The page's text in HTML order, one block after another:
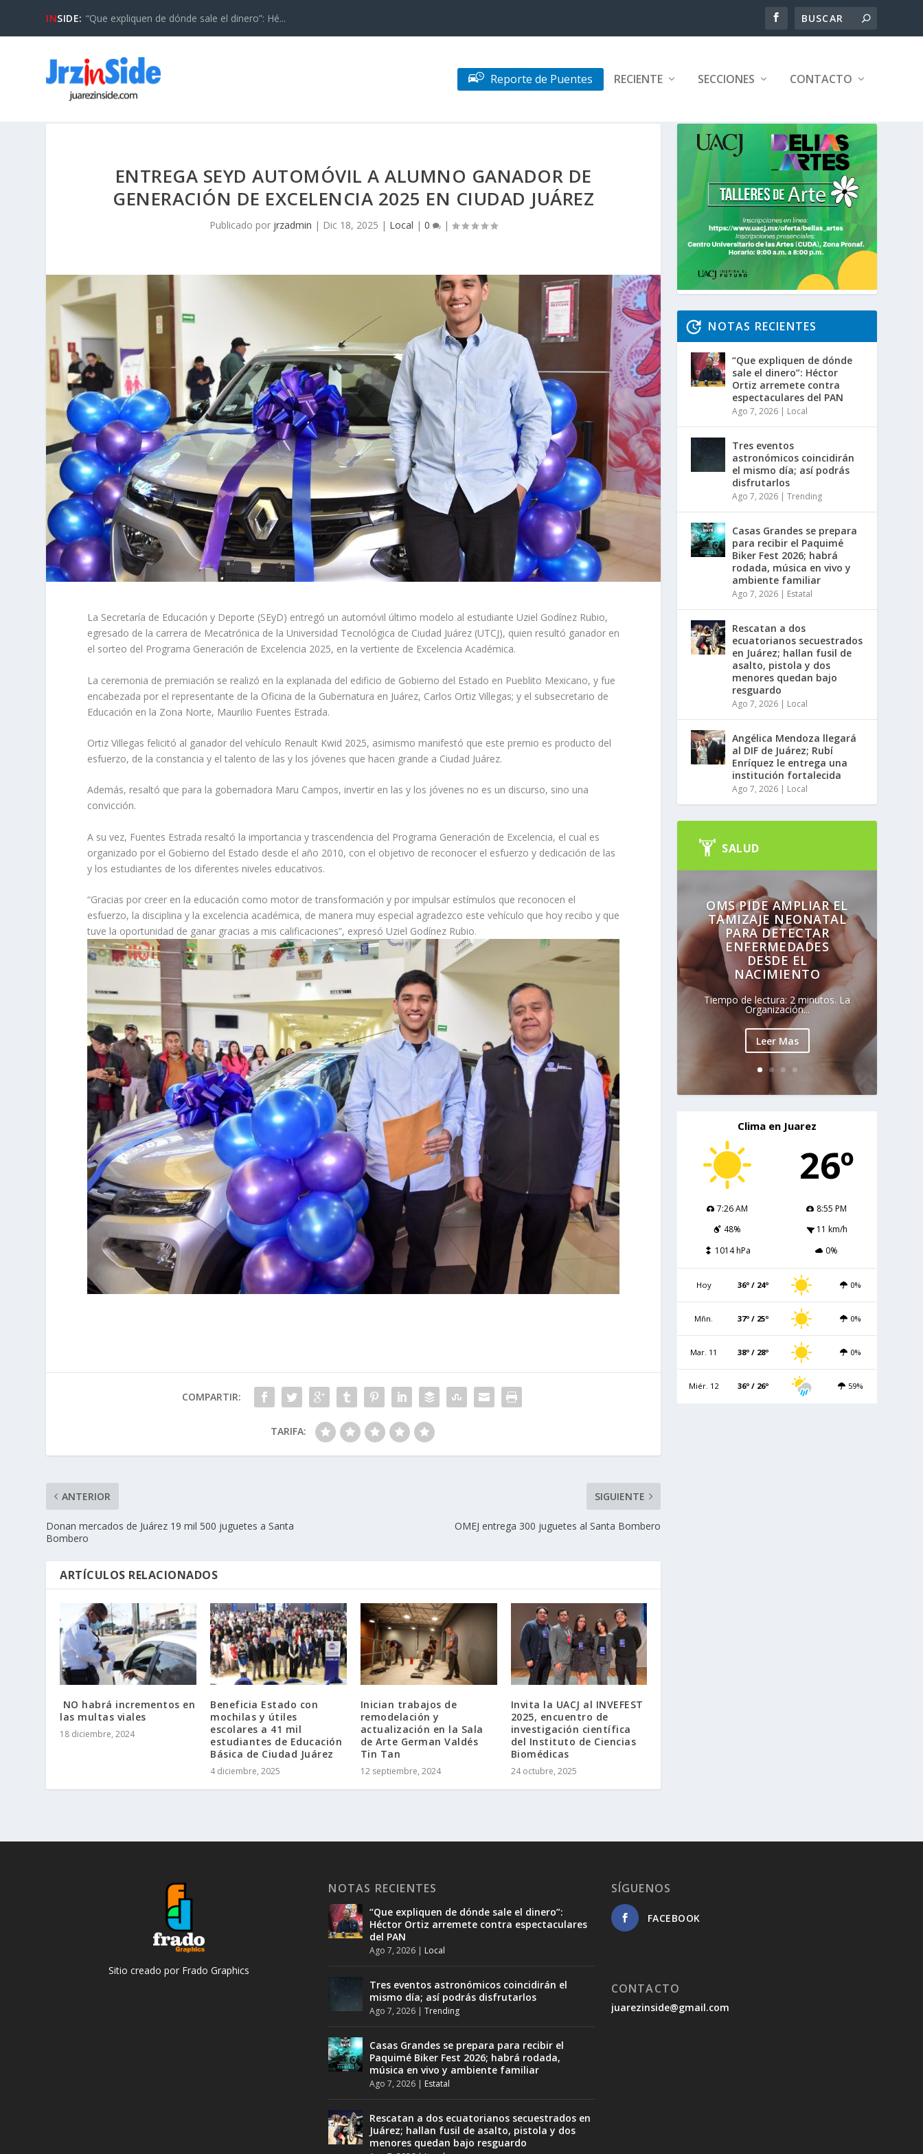
INSIDE: “Que expliquen de dónde sale el dinero”: Hé...
Reporte de Puentes RECIENTE SECCIONES CONTACTO
ENTREGA SEYD AUTOMÓVIL A ALUMNO GANADOR DE
GENERACIÓN DE EXCELENCIA 2025 EN CIUDAD JUÁREZ
Publicado por jrzadmin | Dic 18, 2025 | Local |0 |
La Secretaría de Educación y Deporte (SEyD) entregó un automóvil último modelo al estudiante Uziel Godínez Rubio,
egresado de la carrera de Mecatrónica de la Universidad Tecnológica de Ciudad Juárez (UTCJ), quien resultó ganador en
el sorteo del Programa Generación de Excelencia 2025, en la vertiente de Excelencia Académica.
La ceremonia de premiación se realizó en la explanada del edificio de Gobierno del Estado en Pueblito Mexicano, y fue
encabezada por el representante de la Oficina de la Gubernatura en Juárez, Carlos Ortiz Villegas; y el subsecretario de
Educación en la Zona Norte, Maurilio Fuentes Estrada.
Ortiz Villegas felicitó al ganador del vehículo Renault Kwid 2025, asimismo manifestó que este premio es producto del
esfuerzo, de la constancia y el talento de las y los jóvenes que hacen grande a Ciudad Juárez.
Además, resaltó que para la gobernadora Maru Campos, invertir en las y los jóvenes no es un discurso, sino una
convicción.
A su vez, Fuentes Estrada resaltó la importancia y trascendencia del Programa Generación de Excelencia, el cual es
organizado por el Gobierno del Estado desde el año 2010, con el objetivo de reconocer el esfuerzo y dedicación de las
y los estudiantes de los diferentes niveles educativos.
“Gracias por creer en la educación como motor de transformación y por impulsar estímulos que reconocen el
esfuerzo, la disciplina y la excelencia académica, de manera muy especial agradezco este vehículo que hoy recibo y que
tuve la oportunidad de ganar gracias a mis calificaciones”, expresó Uziel Godínez Rubio.
COMPARTIR:
TARIFA:
ANTERIOR
Donan mercados de Juárez 19 mil 500 juguetes a Santa
Bombero
SIGUIENTE
OMEJ entrega 300 juguetes al Santa Bombero
ARTÍCULOS RELACIONADOS
NO habrá incrementos en
las multas viales
18 diciembre, 2024
Beneficia Estado con
mochilas y útiles
escolares a 41 mil
estudiantes de Educación
Básica de Ciudad Juárez
4 diciembre, 2025
Inician trabajos de
remodelación y
actualización en la Sala
de Arte German Valdés
Tin Tan
12 septiembre, 2024
Invita la UACJ al INVEFEST
2025, encuentro de
investigación científica
del Instituto de Ciencias
Biomédicas
24 octubre, 2025
NOTAS RECIENTES
“Que expliquen de dónde
sale el dinero”: Héctor
Ortiz arremete contra
espectaculares del PAN
Ago 7, 2026 | Local
Tres eventos
astronómicos coincidirán
el mismo día; así podrás
disfrutarlos
Ago 7, 2026 |Trending
Casas Grandes se prepara
para recibir el Paquimé
Biker Fest 2026; habrá
rodada, música en vivo y
ambiente familiar
Ago 7, 2026 | Estatal
Rescatan a dos
ecuatorianos secuestrados
en Juárez; hallan fusil de
asalto, pistola y dos
menores quedan bajo
resguardo
Ago 7, 2026 | Local
Angélica Mendoza llegará
al DIF de Juárez; Rubí
Enríquez le entrega una
institución fortalecida
Ago 7, 2026 | Local
SALUD
OMS PIDE AMPLIAR EL
TAMIZAJE NEONATAL
PARA DETECTAR
ENFERMEDADES
DESDE EL
NACIMIENTO
Tiempo de lectura: 2 minutos. La
Organización...
Leer Mas
Clima en Juarez
26º
7:26 AM
8:55 PM
48%
11 km/h
1014 hPa
0%
Hoy 36º / 24º 0%
Mñn. 37º / 25º 0%
Mar. 11 38º / 28º 0%
Miér. 12 36º / 26º 59%
Sitio creado por Frado Graphics
NOTAS RECIENTES
“Que expliquen de dónde sale el dinero”:
Héctor Ortiz arremete contra espectaculares
del PAN
Ago 7, 2026 | Local
Tres eventos astronómicos coincidirán el
mismo día; así podrás disfrutarlos
Ago 7, 2026 |Trending
Casas Grandes se prepara para recibir el
Paquimé Biker Fest 2026; habrá rodada,
música en vivo y ambiente familiar
Ago 7, 2026 | Estatal
Rescatan a dos ecuatorianos secuestrados en
Juárez; hallan fusil de asalto, pistola y dos
menores quedan bajo resguardo
SÍGUENOS
FACEBOOK
CONTACTO
juarezinside@gmail.com